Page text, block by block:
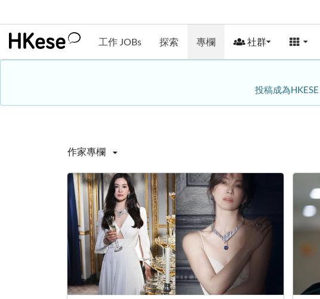
工作 JOBs 探索 專欄 社群
投稿成為
作家專欄